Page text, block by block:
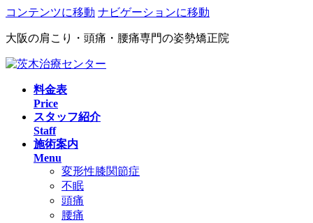
コンテンツに移動 ナビゲーションに移動
大阪の肩こり・頭痛・腰痛専門の姿勢矯正院
料金表
Price
スタッフ紹介
Staff
施術案内
Menu
変形性膝関節症
不眠
頭痛
腰痛